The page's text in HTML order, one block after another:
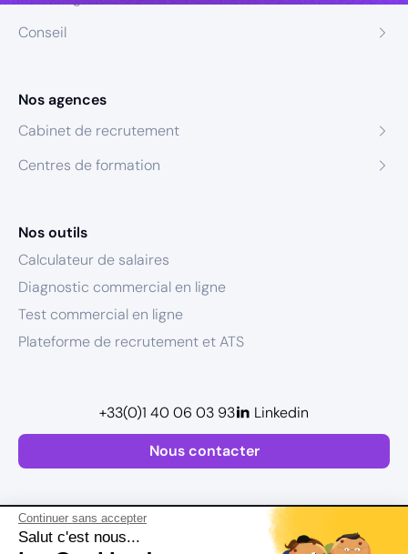
Continuer sans accepter
Salut c'est nous...
Conseil
Nos agences
Cabinet de recrutement
Centres de formation
Nos outils
Calculateur de salaires
Diagnostic commercial en ligne
Test commercial en ligne
Plateforme de recrutement et ATS
Nous contacter
+33(0)1 40 06 03 93 Linkedin